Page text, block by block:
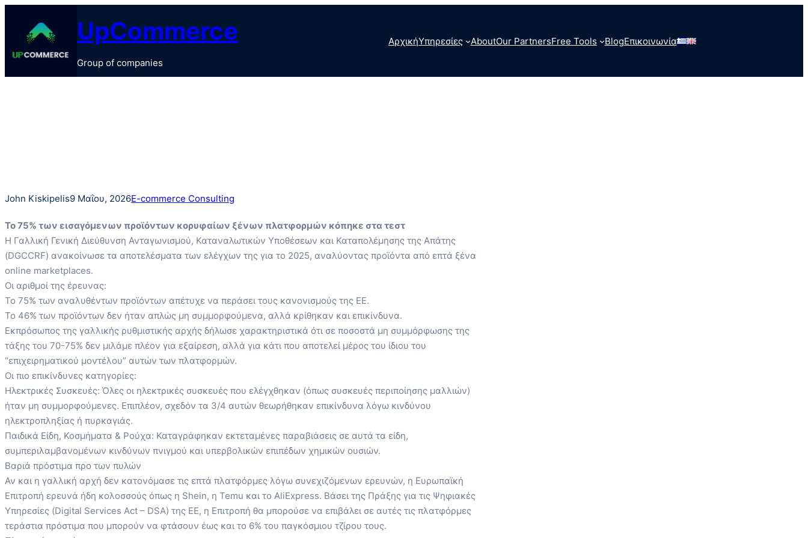
περιεχόμενο
UpCommerce
Group of companies
ΑρχικήΥπηρεσίες AboutOur PartnersFree Tools BlogΕπικοινωνία
John Kiskipelis9 Μαΐου, 2026E-commerce Consulting
Το 75% των εισαγόμενων προϊόντων κορυφαίων ξένων πλατφορμών κόπηκε στα τεστ
Η Γαλλική Γενική Διεύθυνση Ανταγωνισμού, Καταναλωτικών Υποθέσεων και Καταπολέμησης της Απάτης
(DGCCRF) ανακοίνωσε τα αποτελέσματα των ελέγχων της για το 2025, αναλύοντας προϊόντα από επτά ξένα
online marketplaces.
Οι αριθμοί της έρευνας:
Το 75% των αναλυθέντων προϊόντων απέτυχε να περάσει τους κανονισμούς της ΕΕ.
Το 46% των προϊόντων δεν ήταν απλώς μη συμμορφούμενα, αλλά κρίθηκαν και επικίνδυνα.
Εκπρόσωπος της γαλλικής ρυθμιστικής αρχής δήλωσε χαρακτηριστικά ότι σε ποσοστά μη συμμόρφωσης της
τάξης του 70-75% δεν μιλάμε πλέον για εξαίρεση, αλλά για κάτι που αποτελεί μέρος του ίδιου του
“επιχειρηματικού μοντέλου” αυτών των πλατφορμών.
Οι πιο επικίνδυνες κατηγορίες:
Ηλεκτρικές Συσκευές: Όλες οι ηλεκτρικές συσκευές που ελέγχθηκαν (όπως συσκευές περιποίησης μαλλιών)
ήταν μη συμμορφούμενες. Επιπλέον, σχεδόν τα 3/4 αυτών θεωρήθηκαν επικίνδυνα λόγω κινδύνου
ηλεκτροπληξίας ή πυρκαγιάς.
Παιδικά Είδη, Κοσμήματα & Ρούχα: Καταγράφηκαν εκτεταμένες παραβιάσεις σε αυτά τα είδη,
συμπεριλαμβανομένων κινδύνων πνιγμού και υπερβολικών επιπέδων χημικών ουσιών.
Βαριά πρόστιμα προ των πυλών
Αν και η γαλλική αρχή δεν κατονόμασε τις επτά πλατφόρμες λόγω συνεχιζόμενων ερευνών, η Ευρωπαϊκή
Επιτροπή ερευνά ήδη κολοσσούς όπως η Shein, η Temu και το AliExpress. Βάσει της Πράξης για τις Ψηφιακές
Υπηρεσίες (Digital Services Act – DSA) της ΕΕ, η Επιτροπή θα μπορούσε να επιβάλει σε αυτές τις πλατφόρμες
τεράστια πρόστιμα που μπορούν να φτάσουν έως και το 6% του παγκόσμιου τζίρου τους.